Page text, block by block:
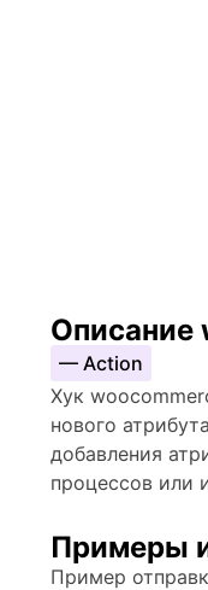
Описание
— Action
Хук
нового
добавления
процессов или
Примеры
Пример